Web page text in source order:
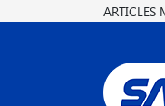
ARTICLES